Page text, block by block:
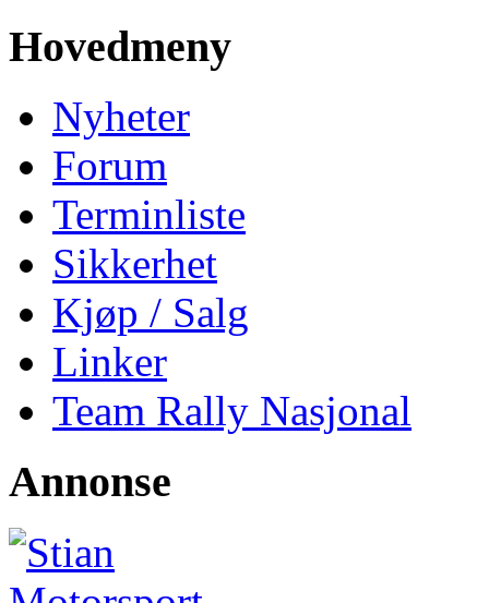
Hovedmeny
Nyheter
Forum
Terminliste
Sikkerhet
Kjøp / Salg
Linker
Team Rally Nasjonal
Annonse